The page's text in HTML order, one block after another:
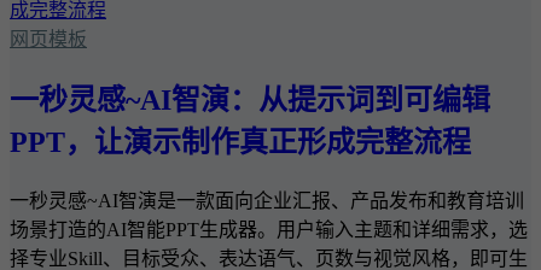
网页模板
一秒灵感~AI智演：从提示词到可编辑
PPT，让演示制作真正形成完整流程
一秒灵感~AI智演是一款面向企业汇报、产品发布和教育培训
场景打造的AI智能PPT生成器。用户输入主题和详细需求，选
择专业Skill、目标受众、表达语气、页数与视觉风格，即可生